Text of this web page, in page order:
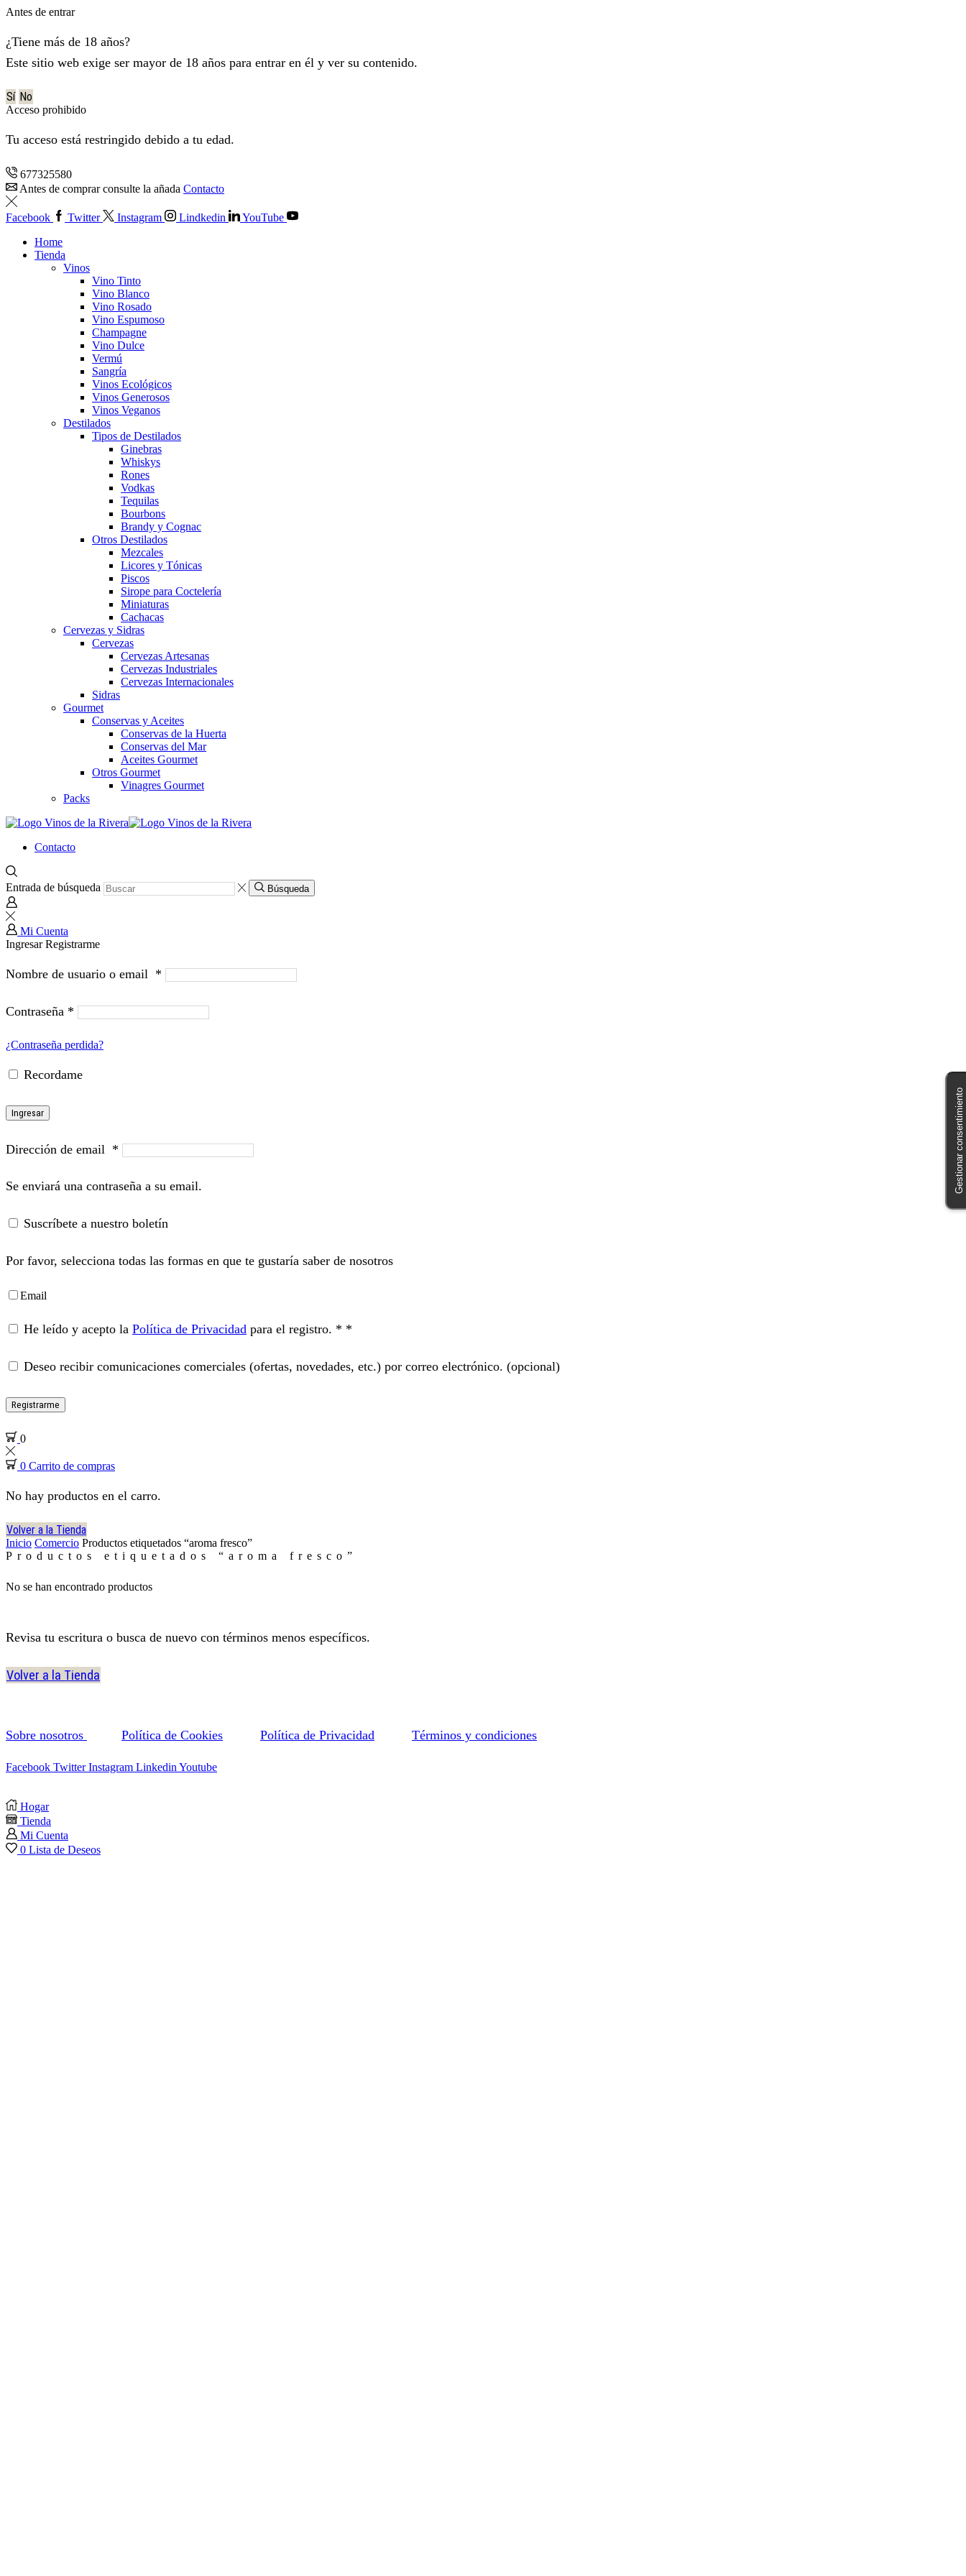
Antes de entrar
¿Tiene más de 18 años?
Este sitio web exige ser mayor de 18 años para entrar en él y ver su contenido.
Sí No
Acceso prohibido
Tu acceso está restringido debido a tu edad.
677325580
Antes de comprar consulte la añada Contacto
Facebook Twitter Instagram Lindkedin
YouTube
Home
Tienda
Vinos
Vino Tinto
Vino Blanco
Vino Rosado
Vino Espumoso
Champagne
Vino Dulce
Vermú
Sangría
Vinos Ecológicos
Vinos Generosos
Vinos Veganos
Destilados
Tipos de Destilados
Ginebras
Whiskys
Rones
Vodkas
Tequilas
Bourbons
Brandy y Cognac
Otros Destilados
Mezcales
Licores y Tónicas
Piscos
Sirope para Coctelería
Miniaturas
Cachacas
Cervezas y Sidras
Cervezas
Cervezas Artesanas
Cervezas Industriales
Cervezas Internacionales
Sidras
Gourmet
Conservas y Aceites
Conservas de la Huerta
Conservas del Mar
Aceites Gourmet
Otros Gourmet
Vinagres Gourmet
Packs
Contacto
Entrada de búsqueda Búsqueda
Mi Cuenta
IngresarRegistrarme
Nombre de usuario o email *
Contraseña *
¿Contraseña perdida?
Recordame
Ingresar
Dirección de email *
Se enviará una contraseña a su email.
Suscríbete a nuestro boletín
Por favor, selecciona todas las formas en que te gustaría saber de nosotros
Email
He leído y acepto la Política de Privacidad para el registro. * *
Deseo recibir comunicaciones comerciales (ofertas, novedades, etc.) por correo electrónico. (opcional)
Registrarme
0
0 Carrito de compras
No hay productos en el carro.
Volver a la Tienda
Inicio Comercio Productos etiquetados “aroma fresco”
Productos etiquetados “aroma fresco”
No se han encontrado productos
Revisa tu escritura o busca de nuevo con términos menos específicos.
Volver a la Tienda
Sobre nosotros Política de Cookies Política de Privacidad Términos y condiciones
Facebook Twitter Instagram Linkedin Youtube
Hogar
Tienda
Mi Cuenta
0 Lista de Deseos
Gestionar consentimiento